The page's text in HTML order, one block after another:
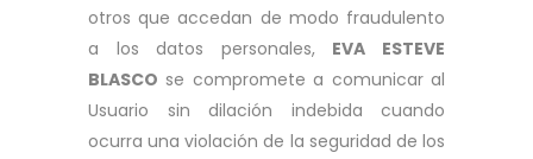
otros que accedan de modo fraudulento
a los datos personales, EVA ESTEVE
BLASCO se compromete a comunicar al
Usuario sin dilación indebida cuando
ocurra una violación de la seguridad de los